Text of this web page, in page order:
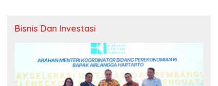
Bisnis Dan Investasi